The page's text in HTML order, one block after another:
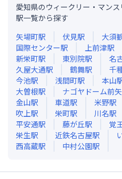
愛知県のウィークリー・マン
駅一覧から探す
矢場町駅 伏見駅 大須
国際センター駅 上前津駅
新栄町駅 東別院駅 名
久屋大通駅 鶴舞駅 千
今池駅 浅間町駅 本山
大曽根駅 ナゴヤドーム前
金山駅 車道駅 米野駅
吹上駅 栄町駅 川名駅
平安通駅 藤が丘駅 覚
栄生駅 近鉄名古屋駅
西高蔵駅 中村公園駅